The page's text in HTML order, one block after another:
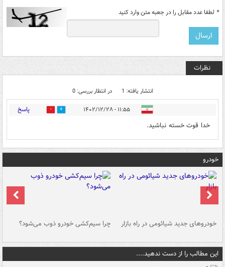
* لطفا عدد مقابل را در جعبه متن وارد کنید
نظرات
انتشار یافته: 1 در انتظار بررسی: 0
۱۱:۵۵ - ۱۴۰۲/۱۲/۲۸ 18 پاسخ
خدا قوت خسته نباشید.
خودرو
خودروهای جدید شیائومی در راه بازار چرا سیم‌کشی خودرو ذوب می‌شود؟
این مطالب را از دست ندهید....